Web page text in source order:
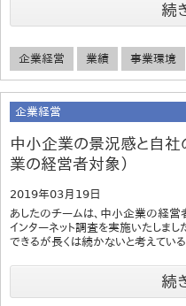
続
企業経営 業績 事業環境
企業経営
中小企業の景況感と自社
業の経営者対象）
2019年03月19日
あしたのチームは、中小企業の経
インターネット調査を実施いたしま
できるが長くは続かないと考えてい
続